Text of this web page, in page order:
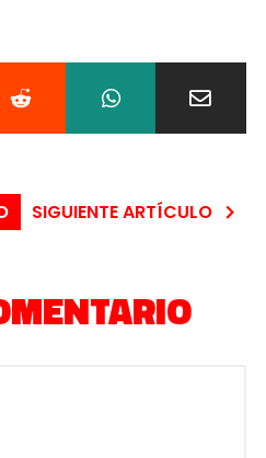
SIGUIENTE ARTÍCULO